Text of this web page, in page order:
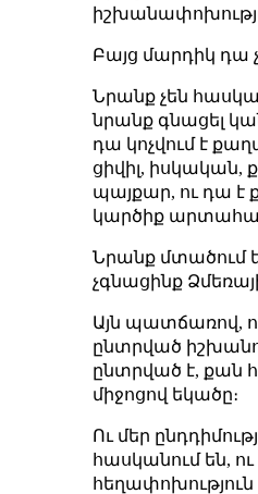
Բայց մարդիկ դա
Նրանք չեն
նրանք գնացել
դա կոչվում է
ցիվիլ,
պայքար, ու դա
կարծիք
Նրանք մտածում
չգնացինք
Այն պատճառով,
ընտրված
ընտրված է, քան
միջոցով եկածը։
Ու մեր
հասկանում են,
հեղափոխություն